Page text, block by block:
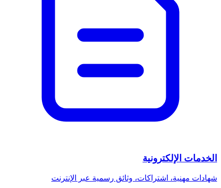
الخدمات الإلكترونية
شهادات مهنية، اشتراكات، وثائق رسمية عبر الإنترنت